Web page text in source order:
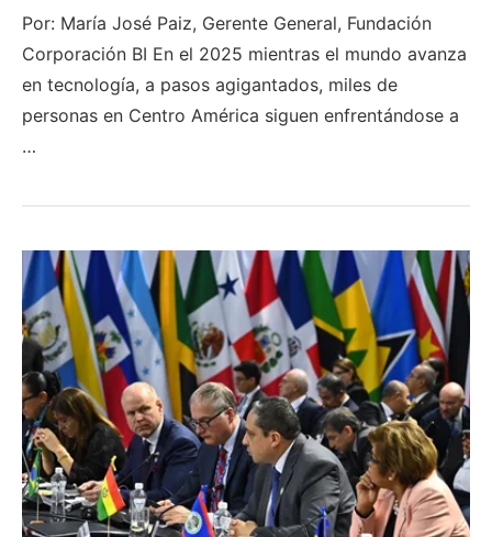
Por: María José Paiz, Gerente General, Fundación
Corporación BI En el 2025 mientras el mundo avanza
en tecnología, a pasos agigantados, miles de
personas en Centro América siguen enfrentándose a
…